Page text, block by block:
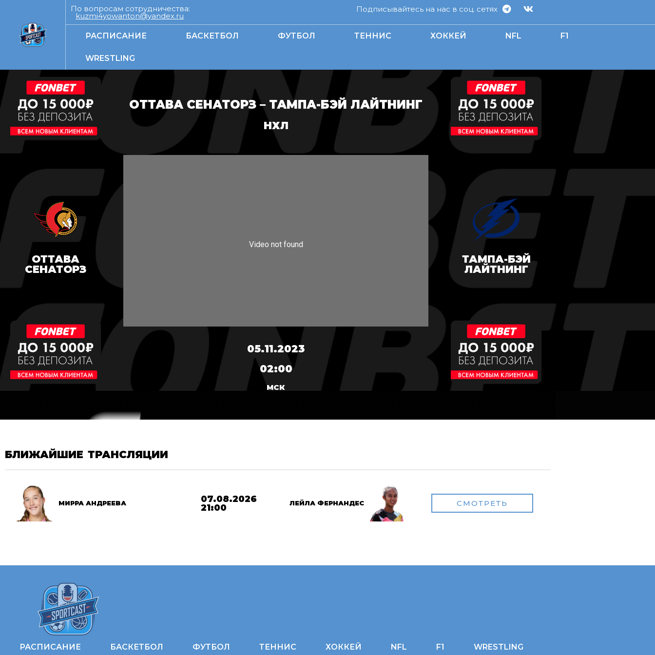
По вопросам сотрудничества:
kuzmi4yowanton@yandex.ru
Подписывайтесь на нас в соц. сетях
РАСПИСАНИЕ БАСКЕТБОЛ ФУТБОЛ ТЕННИС ХОККЕЙ NFL F1
WRESTLING
ОТТАВА
СЕНАТОРЗ
ОТТАВА СЕНАТОРЗ – ТАМПА-БЭЙ ЛАЙТНИНГ
НХЛ
05.11.2023
02:00
МСК
ТАМПА-БЭЙ
ЛАЙТНИНГ
БЛИЖАЙШИЕ ТРАНСЛЯЦИИ
МИРРА АНДРЕЕВА
07.08.2026
21:00
ЛЕЙЛА ФЕРНАНДЕС СМОТРЕТЬ
РАСПИСАНИЕ БАСКЕТБОЛ ФУТБОЛ ТЕННИС ХОККЕЙ NFL F1 WRESTLING